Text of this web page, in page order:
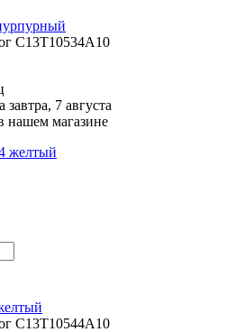
C13T10534A10
7 августа
нашем магазине
C13T10544A10